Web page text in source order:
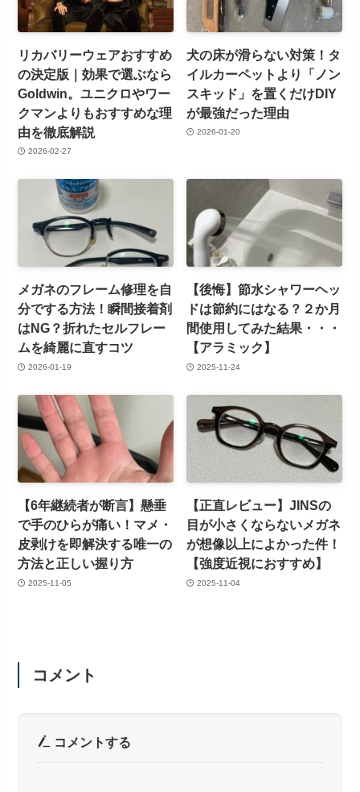
リカバリーウェアおすすめ
の決定版｜効果で選ぶなら
Goldwin。ユニクロやワー
クマンよりもおすすめな理
由を徹底解説
2026-02-27
犬の床が滑らない対策！タ
イルカーペットより「ノン
スキッド」を置くだけDIY
が最強だった理由
2026-01-20
メガネのフレーム修理を自
分でする方法！瞬間接着剤
はNG？折れたセルフレー
ムを綺麗に直すコツ
2026-01-19
【後悔】節水シャワーヘッ
ドは節約にはなる？２か月
間使用してみた結果・・・
【アラミック】
2025-11-24
【6年継続者が断言】懸垂
で手のひらが痛い！マメ・
皮剥けを即解決する唯一の
方法と正しい握り方
2025-11-05
【正直レビュー】JINSの
目が小さくならないメガネ
が想像以上によかった件！
【強度近視におすすめ】
2025-11-04
コメント
コメントする